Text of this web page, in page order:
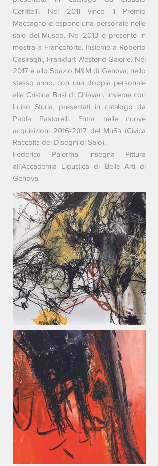
Cerritelli. Nel 2011 vince il Premio
Maccagno e espone una personale nelle
sale del Museo. Nel 2013 è presente in
mostra a Francoforte, insieme a Roberto
Casiraghi, Frankfurt Westend Galerie. Nel
2017 è allo Spazio M&M di Genova, nello
stesso anno, con una doppia personale
alla Cristina Busi di Chiavari, insieme con
Luiso Sturla, presentati in catalogo da
Paola Pastorelli. Entra nelle nuove
acquisizioni 2016-2017del MuSa (Civica
Raccolta dei Disegni di Salò).
Federico Palerma insegna Pittura
all’Accademia Ligustica di Belle Arti di
Genova.